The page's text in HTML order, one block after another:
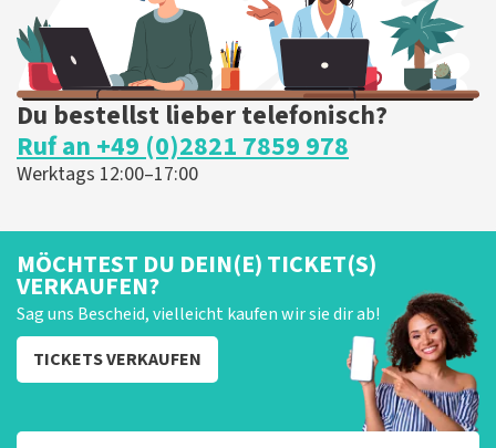
Du bestellst lieber telefonisch?
Ruf an +49 (0)2821 7859 978
Werktags 12:00–17:00
MÖCHTEST DU DEIN(E) TICKET(S)
VERKAUFEN?
Sag uns Bescheid, vielleicht kaufen wir sie dir ab!
TICKETS VERKAUFEN